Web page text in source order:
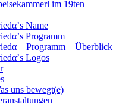
im 19ten
Name
Programm
– Programm – Überblick
Logos
uns bewegt(e)